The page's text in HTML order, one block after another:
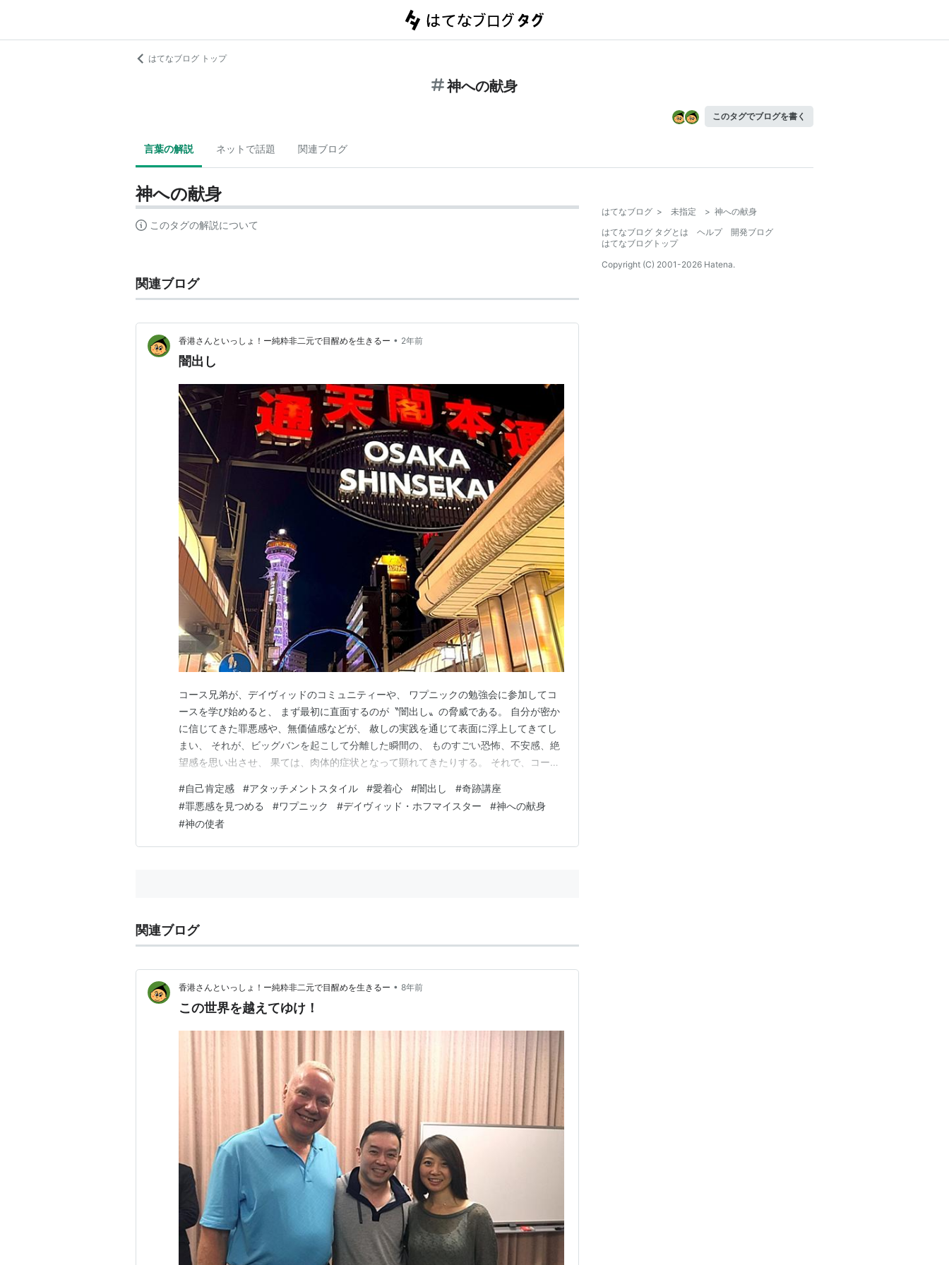
はてなブログ トップ
神への献身
このタグでブログを書く
言葉の解説 ネットで話題 関連ブログ
神への献身
このタグの解説について
関連ブログ
香港さんといっしょ！ー純粋非二元で目醒めを生きるー • 2年前
闇出し
コース兄弟が、デイヴィッドのコミュニティーや、 ワプニックの勉強会に参加してコ
ースを学び始めると、 まず最初に直面するのが〝闇出し〟の脅威である。 自分が密か
に信じてきた罪悪感や、無価値感などが、 赦しの実践を通じて表面に浮上してきてし
まい、 それが、ビッグバンを起こして分離した瞬間の、 ものすごい恐怖、不安感、絶
望感を思い出させ、 果ては、肉体的症状となって顕れてきたりする。 それで、コース
のエクスタシーを智ってしまったことで、 罪なんて本当に無かった、という真理が入
ったお蔭で 総体的には安定して進んできた感があ…
#自己肯定感 #アタッチメントスタイル #愛着心 #闇出し #奇跡講座
#罪悪感を見つめる #ワプニック #デイヴィッド・ホフマイスター #神への献身
#神の使者
関連ブログ
香港さんといっしょ！ー純粋非二元で目醒めを生きるー • 8年前
この世界を越えてゆけ！
はてなブログ > 未指定 > 神への献身
はてなブログ タグとは
ヘルプ
開発ブログ
はてなブログトップ
Copyright (C) 2001-2026 Hatena.